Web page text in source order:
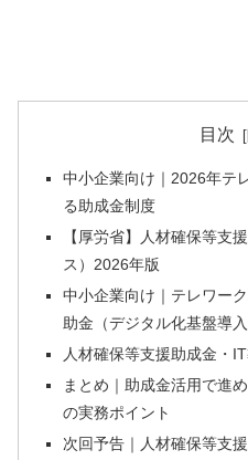
目次
中小企業向け｜2026年テ
る助成金制度
【厚労省】人材確保等支
ス）2026年版
中小企業向け｜テレワー
助金（デジタル化基盤導入
人材確保等支援助成金・
まとめ｜助成金活用で進
の実務ポイント
次回予告｜人材確保等支